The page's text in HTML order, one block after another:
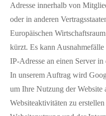
Adresse innerhalb von
oder in anderen
Europäischen
kürzt. Es kann
IP-Adresse an einen Server
In unserem Auftrag wird
um Ihre Nutzung der Website
Websiteaktivitäten zu